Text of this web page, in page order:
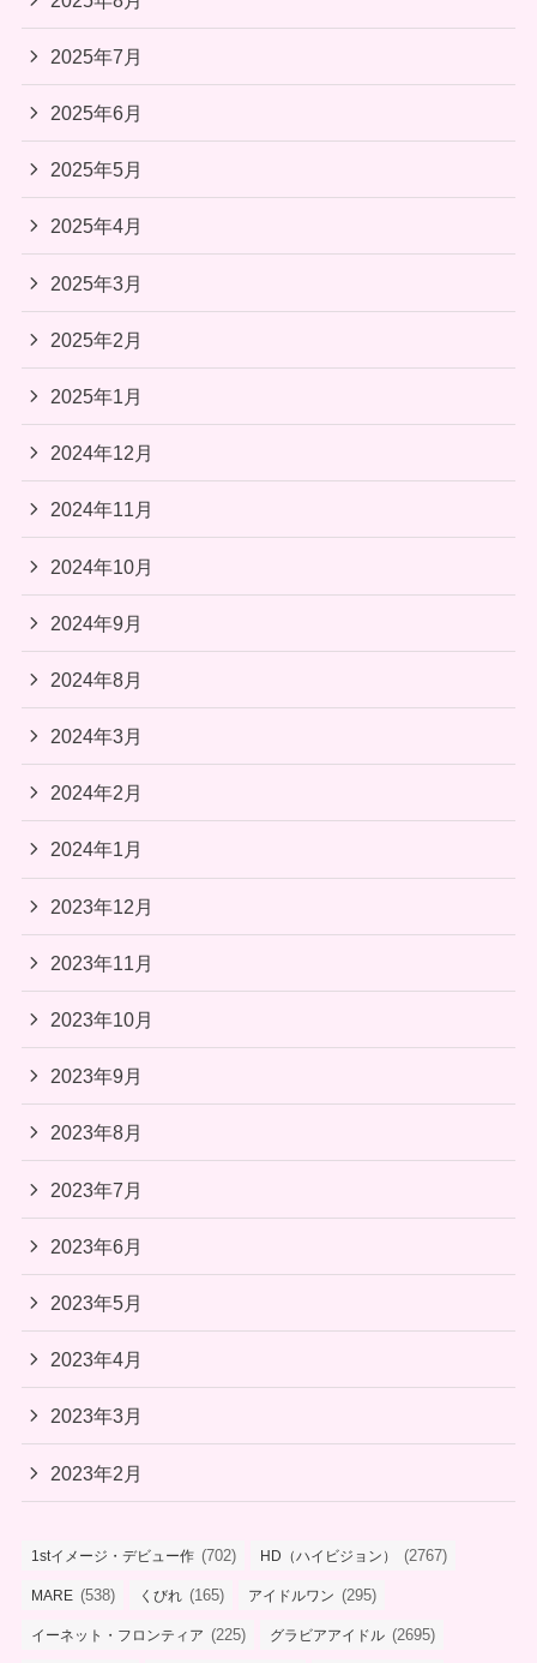
2025年7月
2025年6月
2025年5月
2025年4月
2025年3月
2025年2月
2025年1月
2024年12月
2024年11月
2024年10月
2024年9月
2024年8月
2024年3月
2024年2月
2024年1月
2023年12月
2023年11月
2023年10月
2023年9月
2023年8月
2023年7月
2023年6月
2023年5月
2023年4月
2023年3月
2023年2月
1stイメージ・デビュー作 (702) HD（ハイビジョン） (2767)
MARE (538) くびれ (165) アイドルワン (295)
イーネット・フロンティア (225) グラビアアイドル (2695)